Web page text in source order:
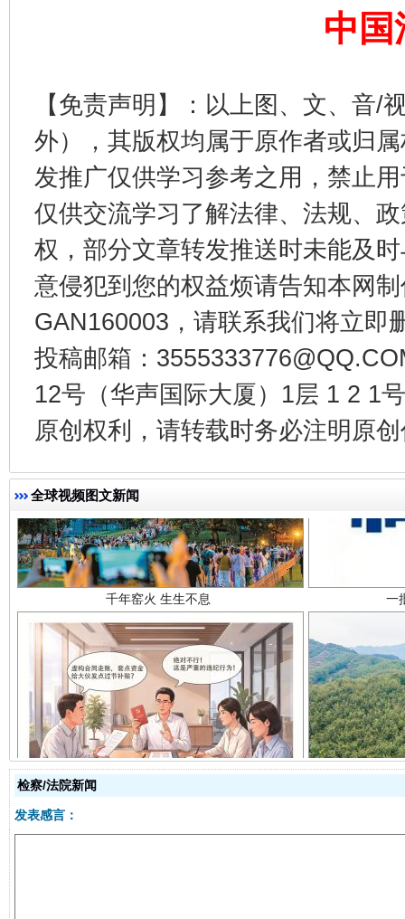
中国
【免责声明】：以上图、文、音/
外），其版权均属于原作者或归
发推广仅供学习参考之用，禁止
仅供交流学习了解法律、法规、
权，部分文章转发推送时未能及
意侵犯到您的权益烦请告知本网
GAN160003，请联系我们将立即
投稿邮箱：
12号（华声国际大厦）1层 1 2 1
原创权利，请转载时务必注明原
全球视频图文新闻
一纸欠
东山县通报“牛蛙产品抗生素超标问题” 法
千年窑火 生生不息
揭开“小金库”的免责幌子
检察/法院新闻
发表感言：